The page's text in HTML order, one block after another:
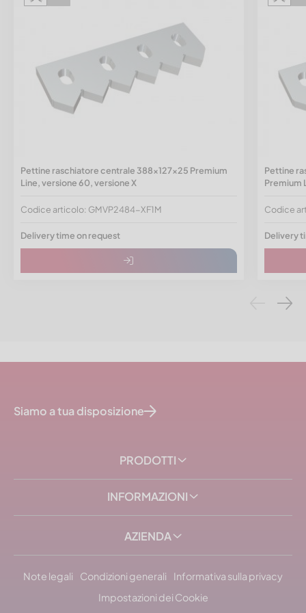
Pettine raschiatore centrale 388x127x25 Premium
Line, versione 60, versione X
Codice articolo: GMVP2484-XF1M
Delivery time on request
Pettine
Premium
Codice
Delivery
Siamo a tua disposizione
PRODOTTI
INFORMAZIONI
AZIENDA
Note legali Condizioni generali
Informativa sulla privacy
Impostazioni dei Cookie